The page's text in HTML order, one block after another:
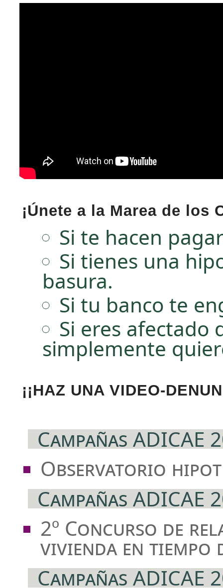
¡Únete a la Marea de los
Si te hacen
Si tienes una
basura.
Si tu banco te
Si eres afectado
simplemente
¡¡HAZ UNA VIDEO-
Campañas ADICAE
Observatorio
Campañas ADICAE
2º Concurso de
vivienda en tiempo
Campañas ADICAE